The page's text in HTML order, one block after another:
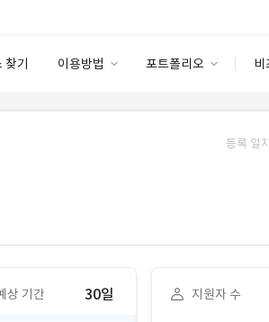
찾기 이용방법 포트폴리오 비
안
등록 일
상 기간 30일 지원자 수